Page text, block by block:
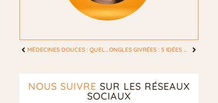
MÉDECINES DOUCES : QUELLES SONT LES OPTIONS DE REMBOURSEMENT PROPOSÉES PAR LES MUTUELLES DE SANTÉ ? ONGLES GIVRÉES : 5 IDÉES DE NAIL ART SURPRENANTES POUR BRILLER EN HIVER
NOUS SUIVRE SUR LES RÉSEAUX
SOCIAUX